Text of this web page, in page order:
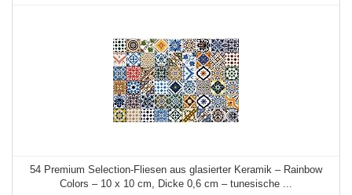
54 Premium Selection-Fliesen aus glasierter Keramik – Rainbow
Colors – 10 x 10 cm, Dicke 0,6 cm – tunesische ...